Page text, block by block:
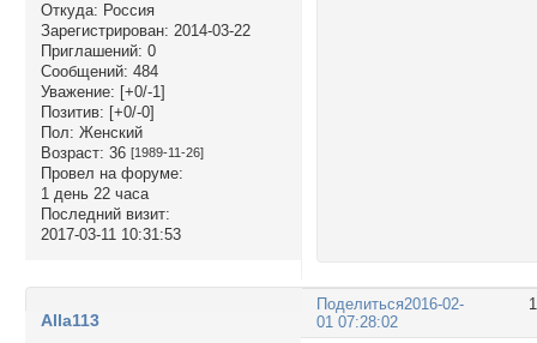
Откуда: Россия
Зарегистрирован: 2014-03-22
Приглашений: 0
Сообщений: 484
Уважение: [+0/-1]
Позитив: [+0/-0]
Пол: Женский
Возраст: 36 [1989-11-26]
Провел на форуме:
1 день 22 часа
Последний визит:
2017-03-11 10:31:53
Поделиться2016-02-
01 07:28:02
Alla113